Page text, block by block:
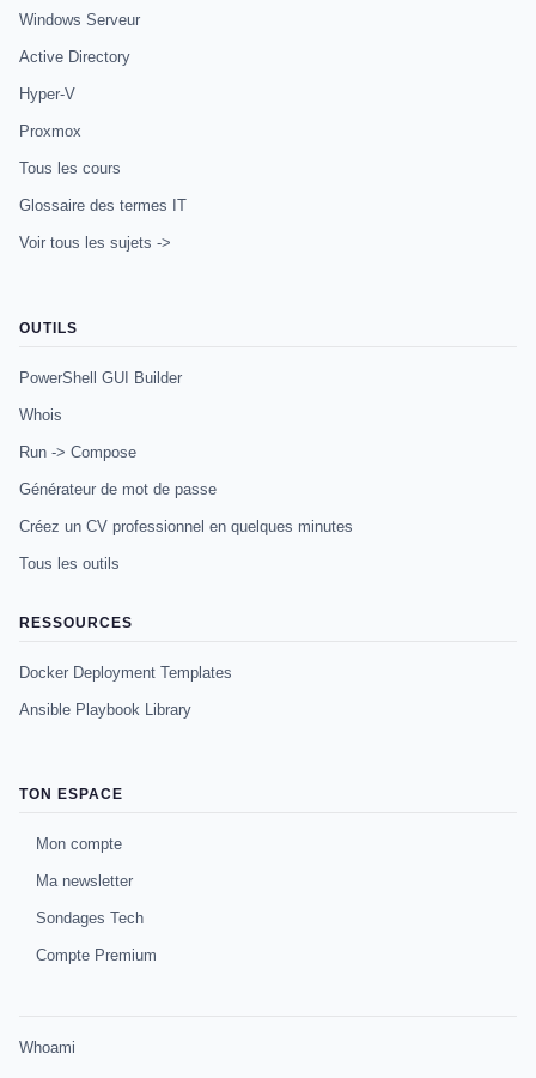
Windows Serveur
Active Directory
Hyper-V
Proxmox
Tous les cours
Glossaire des termes IT
Voir tous les sujets ->
OUTILS
PowerShell GUI Builder
Whois
Run -> Compose
Générateur de mot de passe
Créez un CV professionnel en quelques minutes
Tous les outils
RESSOURCES
Docker Deployment Templates
Ansible Playbook Library
TON ESPACE
Mon compte
Ma newsletter
Sondages Tech
Compte Premium
Whoami